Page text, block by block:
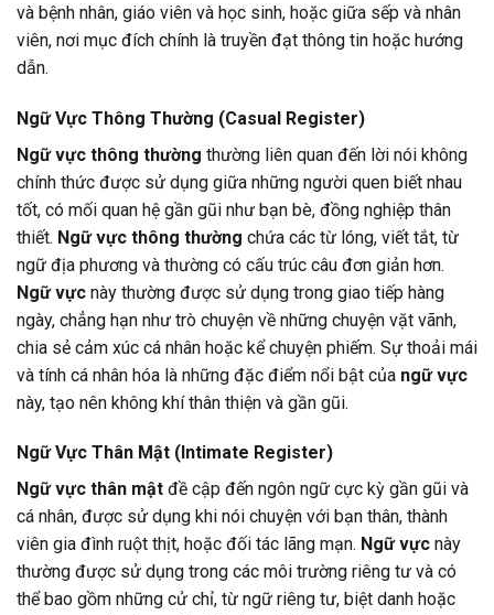
và bệnh nhân, giáo viên và học sinh, hoặc giữa sếp và nhân
viên, nơi mục đích chính là truyền đạt thông tin hoặc hướng
dẫn.
Ngữ Vực Thông Thường (Casual Register)
Ngữ vực thông thường thường liên quan đến lời nói không
chính thức được sử dụng giữa những người quen biết nhau
tốt, có mối quan hệ gần gũi như bạn bè, đồng nghiệp thân
thiết. Ngữ vực thông thường chứa các từ lóng, viết tắt, từ
ngữ địa phương và thường có cấu trúc câu đơn giản hơn.
Ngữ vực này thường được sử dụng trong giao tiếp hàng
ngày, chẳng hạn như trò chuyện về những chuyện vặt vãnh,
chia sẻ cảm xúc cá nhân hoặc kể chuyện phiếm. Sự thoải mái
và tính cá nhân hóa là những đặc điểm nổi bật của ngữ vực
này, tạo nên không khí thân thiện và gần gũi.
Ngữ Vực Thân Mật (Intimate Register)
Ngữ vực thân mật đề cập đến ngôn ngữ cực kỳ gần gũi và
cá nhân, được sử dụng khi nói chuyện với bạn thân, thành
viên gia đình ruột thịt, hoặc đối tác lãng mạn. Ngữ vực này
thường được sử dụng trong các môi trường riêng tư và có
thể bao gồm những cử chỉ, từ ngữ riêng tư, biệt danh hoặc